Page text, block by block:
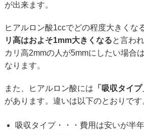
が出来ます。
ヒアルロン酸1ccでどの程度大きくな
リ高はおよそ1mm大きくなると言わ
カリ高2mmの人が5mmにしたい場合
なります。
また、ヒアルロン酸には 「吸収タイ
があります。違いは以下のとおりです
吸収タイプ・・・費用は安いが半